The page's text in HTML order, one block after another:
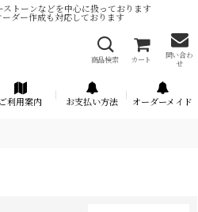
トーンなどを中心に扱っております
ーダー作成も対応しております
商品検索 カート
問い合わ
せ
ご利用案内 お支払い方法 オーダーメイド